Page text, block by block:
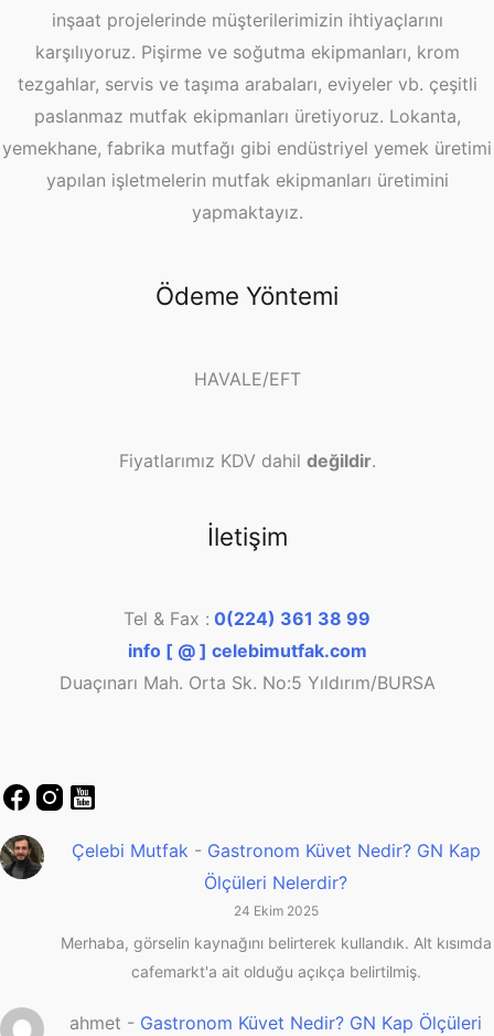
inşaat projelerinde müşterilerimizin ihtiyaçlarını
karşılıyoruz. Pişirme ve soğutma ekipmanları, krom
tezgahlar, servis ve taşıma arabaları, eviyeler vb. çeşitli
paslanmaz mutfak ekipmanları üretiyoruz. Lokanta,
yemekhane, fabrika mutfağı gibi endüstriyel yemek üretimi
yapılan işletmelerin mutfak ekipmanları üretimini
yapmaktayız.
Ödeme Yöntemi
HAVALE/EFT
Fiyatlarımız KDV dahil değildir.
İletişim
Tel & Fax : 0(224) 361 38 99
info [ @ ] celebimutfak.com
Duaçınarı Mah. Orta Sk. No:5 Yıldırım/BURSA
Çelebi Mutfak - Gastronom Küvet Nedir? GN Kap
Ölçüleri Nelerdir?
24 Ekim 2025
Merhaba, görselin kaynağını belirterek kullandık. Alt kısımda
cafemarkt'a ait olduğu açıkça belirtilmiş.
ahmet - Gastronom Küvet Nedir? GN Kap Ölçüleri